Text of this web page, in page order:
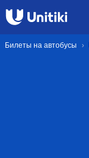
Билеты на автобусы